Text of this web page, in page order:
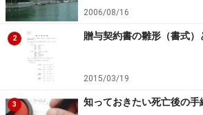
与分もありません。この長男の妻に対
が円満な遺産分割への第一歩と考え
介護をしてくれた人に財産を渡すに
ジ＞＞＞
2006/08/16
2 贈与契約書の雛形（書式）
2015/03/19
3 知っておきたい死亡後の